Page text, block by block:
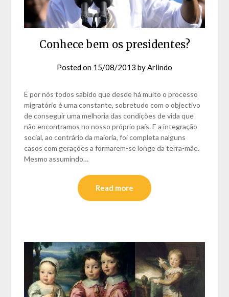
Conhece bem os presidentes?
Posted on 15/08/2013 byArlindo
É por nós todos sabido que desde há muito o processo
migratório é uma constante, sobretudo com o objectivo
de conseguir uma melhoria das condições de vida que
não encontramos no nosso próprio país. E a integração
social, ao contrário da maioria, foi completa nalguns
casos com gerações a formarem-se longe da terra-mãe.
Mesmo assumindo…
Read more